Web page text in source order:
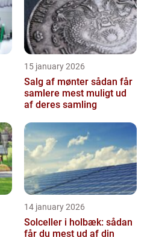
15 january 2026
Salg af mønter sådan får
samlere mest muligt ud
af deres samling
14 january 2026
Solceller i holbæk: sådan
får du mest ud af din